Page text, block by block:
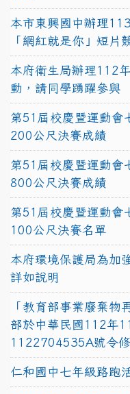
本市東興國中辦理
「網紅就是你」短片
本府衛生局辦理112
動，請同學踴躍參與
第51屆校慶暨運動會
200公尺決賽成績
第51屆校慶暨運動會
800公尺決賽成績
第51屆校慶暨運動會
100公尺決賽名單
本府環境保護局為加
詳如說明
「教育部事業廢棄物
部於中華民國112年
1122704535A號令
仁和國中七年級路跑